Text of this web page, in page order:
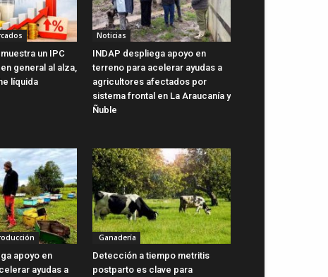
un IPC
general al alza,
líquida
Noticias
INDAP despliega apoyo en
terreno para acelerar ayudas a
agricultores afectados por
sistema frontal en La Araucanía y
Ñuble
apoyo en
ayudas a
Ganadería
Detección a tiempo metritis
postparto es clave para